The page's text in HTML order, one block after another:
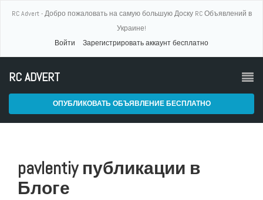
RC Advert - Добро пожаловать на самую большую Доску RC Объявлений в
Украине!
Войти
Зарегистрировать аккаунт бесплатно
RC ADVERT
ОПУБЛИКОВАТЬ ОБЪЯВЛЕНИЕ БЕСПЛАТНО
pavlentiy публикации в
Блоге